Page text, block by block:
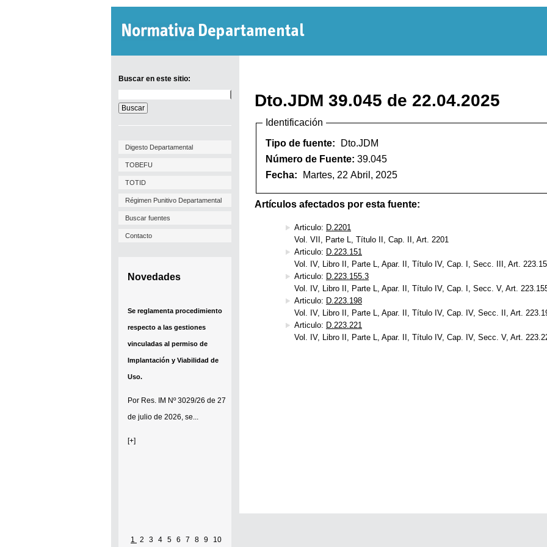
Buscar en este sitio:
en
este
sitio:
Digesto Departamental
TOBEFU
TOTID
Régimen Punitivo Departamental
Buscar fuentes
Contacto
Novedades
Se reglamenta procedimiento
respecto a las gestiones
vinculadas al permiso de
Implantación y Viabilidad de
Uso.
Por Res. IM Nº 3029/26 de 27
de julio de 2026, se...
[+]
1 2 3 4 5 6 7 8 9 10
Dto.JDM 39.045 de 22.04.2025
Identificación
Tipo de fuente:
Dto.JDM
Número de Fuente: 39.045
Fecha:
Martes, 22 Abril, 2025
Artículos afectados por esta fuente:
Articulo: D.2201
Vol. VII, Parte L, Título II, Cap. II, Art. 2201
Articulo: D.223.151
Vol. IV, Libro II, Parte L, Apar. II, Título IV, Cap. I, Secc. III, Art.
Articulo: D.223.155.3
Vol. IV, Libro II, Parte L, Apar. II, Título IV, Cap. I, Secc. V, Art.
Articulo: D.223.198
Vol. IV, Libro II, Parte L, Apar. II, Título IV, Cap. IV, Secc. II, Art.
Articulo: D.223.221
Vol. IV, Libro II, Parte L, Apar. II, Título IV, Cap. IV, Secc. V, Art.